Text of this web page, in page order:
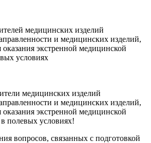
медицинских изделий
и медицинских изделий,
экстренной медицинской
условиях
медицинских изделий
и медицинских изделий,
экстренной медицинской
полевых условиях!
вопросов, связанных с подготовкой